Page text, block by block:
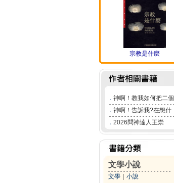
宗教是什麼
． 神啊！教我如何把二個
． 神啊！告訴我?在想什
． 2026問神達人王崇
文學小說
文學 小說